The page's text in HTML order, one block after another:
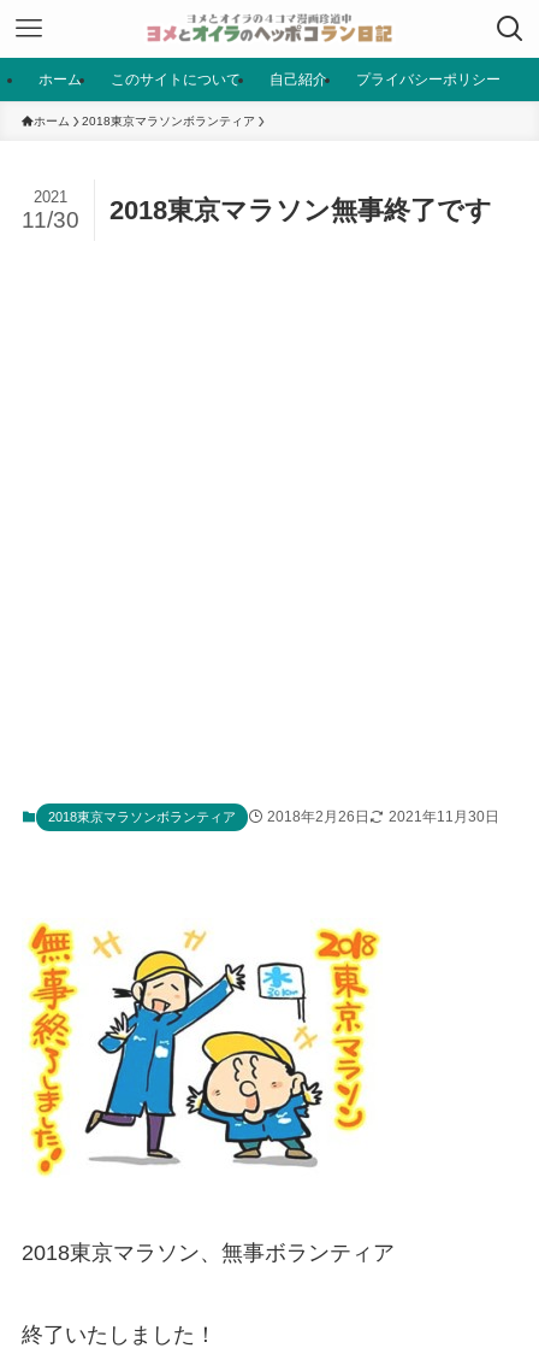
ホーム このサイトについて 自己紹介 プライバシーポリシー
ホーム 2018東京マラソンボランティア
2018東京マラソン無事終了です
2021
11/30
2018東京マラソンボランティア 2018年2月26日 2021年11月30日
2018東京マラソン、無事ボランティア
終了いたしました！